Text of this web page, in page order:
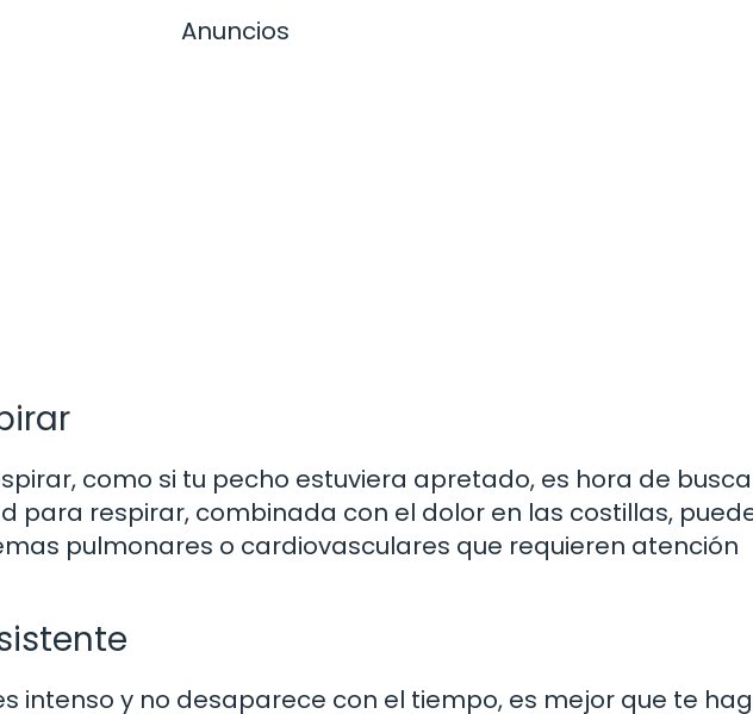
Anuncios
como si tu pecho estuviera apretado, es hora de
para respirar, combinada con el dolor en las costillas,
pulmonares o cardiovasculares que requieren atención
intenso y no desaparece con el tiempo, es mejor que te